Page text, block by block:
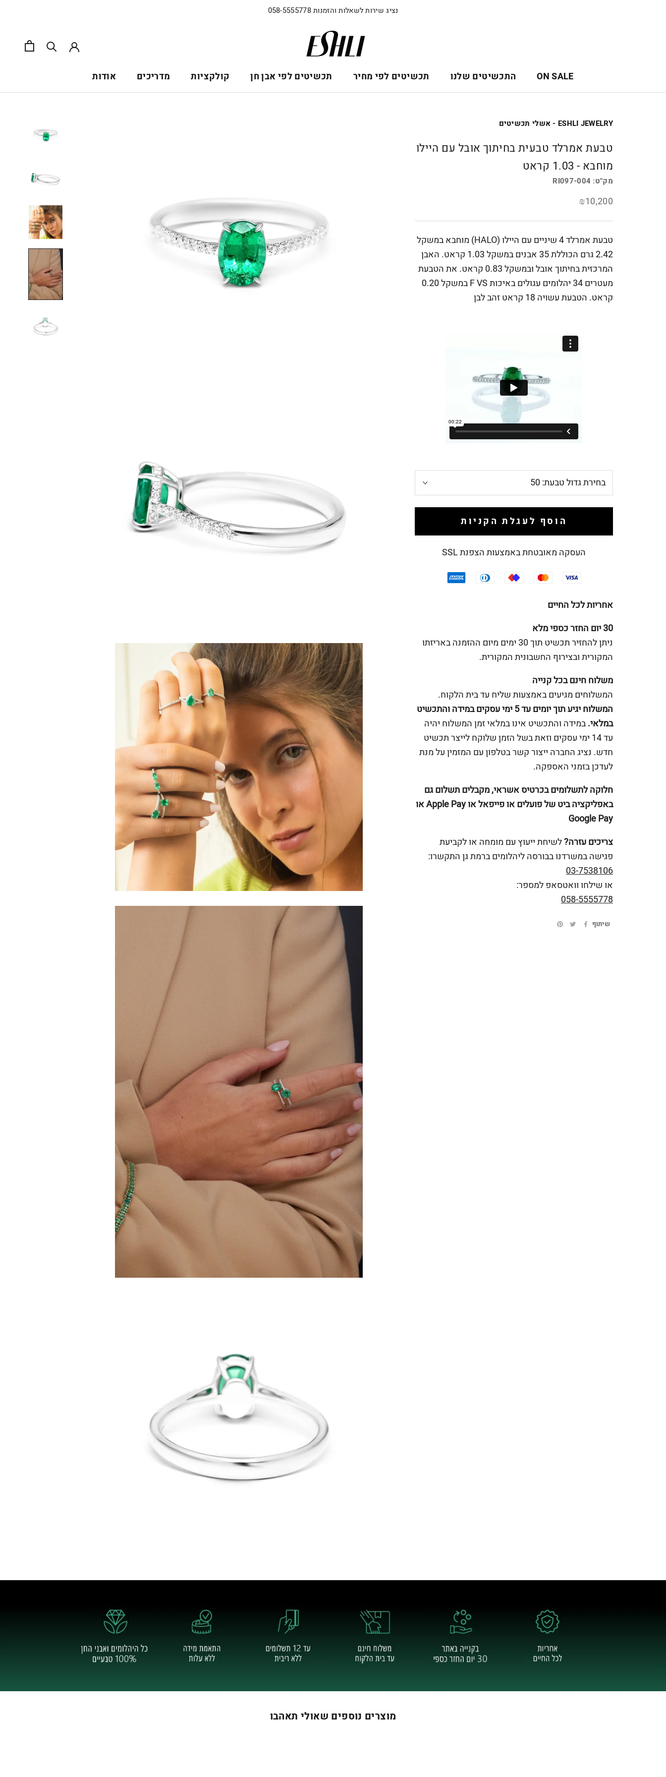
נציג שירות לשאלות והזמנות 058-5555778
ON SALE התכשיטים שלנו תכשיטים לפי מחיר תכשיטים לפי אבן חן קולקציות מדריכים אודות
ESHLI JEWELRY - אשלי תכשיטים
טבעת אמרלד טבעית בחיתוך אובל עם היילו
מוחבא - 1.03 קראט
מק"ט: RI097-004
₪10,200
טבעת אמרלד 4 שיניים עם היילו (HALO) מוחבא במשקל
2.42 גרם הכוללת 35 אבנים במשקל 1.03 קראט. האבן
המרכזית בחיתוך אובל ובמשקל 0.83 קראט. את הטבעת
מעטרים 34 יהלומים עגולים באיכות F VS במשקל 0.20
קראט. הטבעת עשויה 18 קראט זהב לבן
בחירת גדול טבעת: 50
הוסף לעגלת הקניות
העסקה מאובטחת באמצעות הצפנת SSL
אחריות לכל החיים
30 יום החזר כספי מלא
ניתן להחזיר תכשיט תוך 30 ימים מיום ההזמנה באריזתו
המקורית ובצירוף החשבונית המקורית.
משלוח חינם בכל קנייה
המשלוחים מגיעים באמצעות שליח עד בית הלקוח.
המשלוח יגיע תוך יומים עד 5 ימי עסקים במידה והתכשיט
במלאי.במידה והתכשיט אינו במלאי זמן המשלוח יהיה
עד 14 ימי עסקים וזאת בשל הזמן שלוקח לייצר תכשיט
חדש. נציג החברה ייצור קשר בטלפון עם המזמין על מנת
לעדכן בזמני האספקה.
חלוקה לתשלומים בכרטיס אשראי, מקבלים תשלום גם
באפליקציה ביט של פועלים או פייפאל או Apple Pay או
Google Pay
צריכים עזרה?לשיחת ייעוץ עם מומחה או לקביעת
פגישה במשרדנו בבורסה ליהלומים ברמת גן התקשרו:
03-7538106
או שילחו וואטסאפ למספר:
058-5555778
שיתוף
מוצרים נוספים שאולי תאהבו